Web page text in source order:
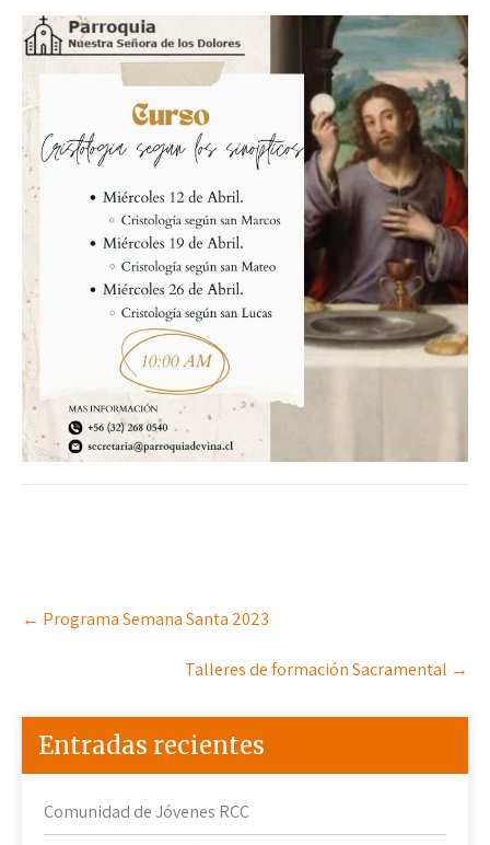
Post
navigation
← Programa Semana Santa 2023
Talleres de formación Sacramental →
Entradas recientes
Comunidad de Jóvenes RCC